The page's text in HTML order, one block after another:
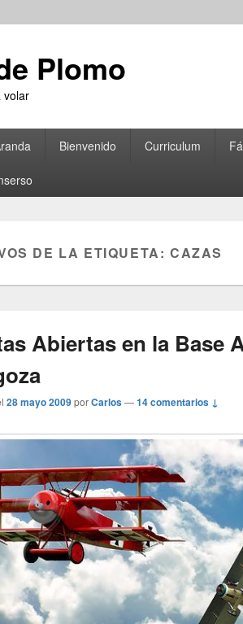
Plomo
volar
Bienvenido Curriculum
DE LA ETIQUETA:CAZAS
Abiertas en la Base
28 mayo 2009porCarlos—14 comentarios ↓